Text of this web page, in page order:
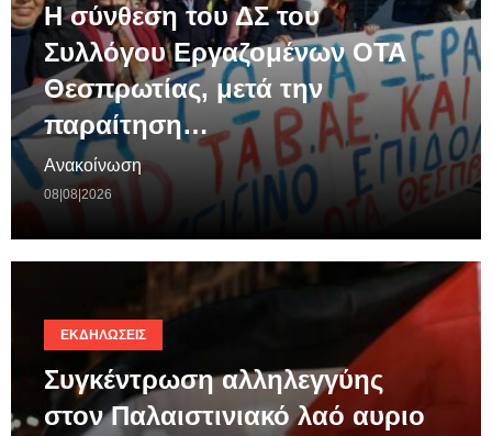
Η σύνθεση του ΔΣ του
Συλλόγου Εργαζομένων ΟΤΑ
Θεσπρωτίας, μετά την
παραίτηση…
Ανακοίνωση
08|08|2026
ΕΚΔΗΛΏΣΕΙΣ
Συγκέντρωση αλληλεγγύης
στον Παλαιστινιακό λαό αυριο